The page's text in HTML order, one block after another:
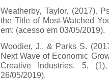
Weatherby, Taylor. (2017).
the Title of Most-Watched
em: (acesso em 03/05/2019).
Woodier, J., & Parks S.
Next Wave of Economic
Creative Industries. 5,
26/05/2019).